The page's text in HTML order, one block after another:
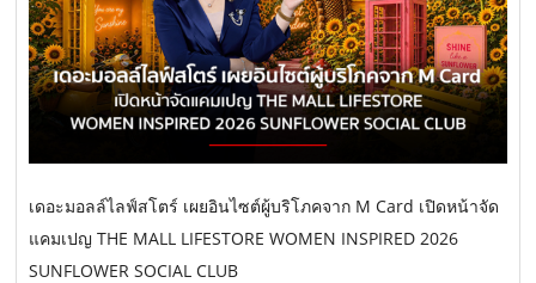
เดอะมอลล์ไลฟ์สโตร์ เผยอินไซต์ผู้บริโภคจาก M Card เปิดหน้าจัด
แคมเปญ THE MALL LIFESTORE WOMEN INSPIRED 2026
SUNFLOWER SOCIAL CLUB